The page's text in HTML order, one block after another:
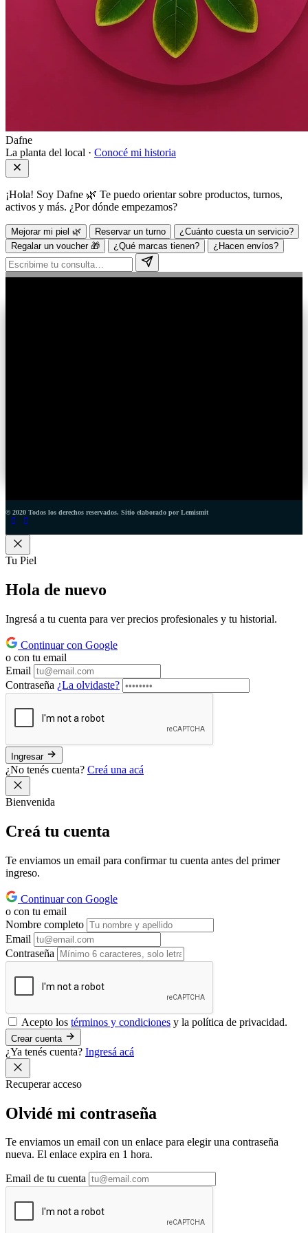
Dafne
La planta del local · Conocé mi historia
¡Hola! Soy Dafne 🌿 Te puedo orientar sobre productos, turnos,
activos y más. ¿Por dónde empezamos?
Mejorar mi piel 🌿 Reservar un turno
¿Cuánto cuesta un servicio?
Regalar un voucher 🎁
¿Qué marcas tienen? ¿Hacen envíos?
© 2020 Todos los derechos reservados. Sitio elaborado por Lemismit
Tu Piel
Hola de nuevo
Ingresá a tu cuenta para ver precios profesionales y tu historial.
Continuar con Google
o con tu email
Email
Contraseña ¿La olvidaste?
Ingresar
¿No tenés cuenta? Creá una acá
Bienvenida
Creá tu cuenta
Te enviamos un email para confirmar tu cuenta antes del primer
ingreso.
Continuar con Google
o con tu email
Nombre completo
Email
Contraseña
Acepto los términos y condiciones y la política de privacidad.
Crear cuenta
¿Ya tenés cuenta? Ingresá acá
Recuperar acceso
Olvidé mi contraseña
Te enviamos un email con un enlace para elegir una contraseña
nueva. El enlace expira en 1 hora.
Email de tu cuenta